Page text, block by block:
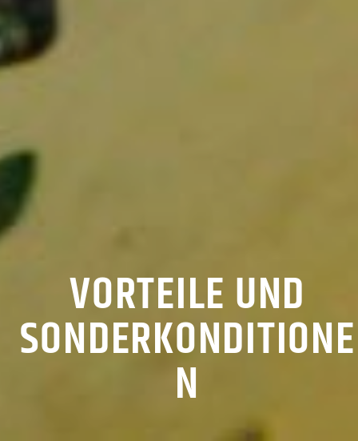
VORTEILE UND
SONDERKONDITIONE
N